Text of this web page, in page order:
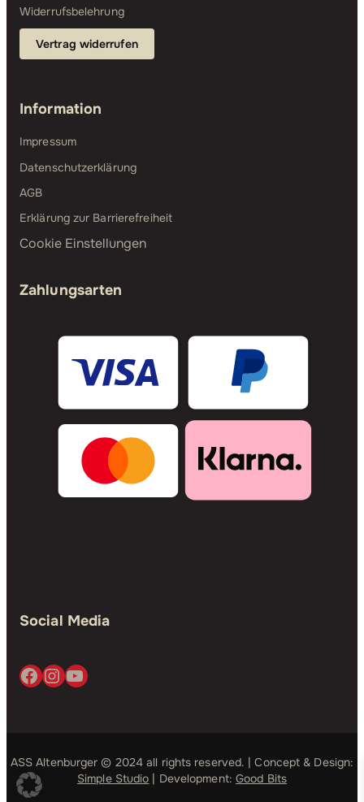
Widerrufsbelehrung
Vertrag widerrufen
Information
Impressum
Datenschutzerklärung
AGB
Erklärung zur Barrierefreiheit
Cookie Einstellungen
Zahlungsarten
Social Media
Facebook
Instagram
YouTube
ASS Altenburger © 2024 all rights reserved. | Concept & Design:
Simple Studio | Development: Good Bits